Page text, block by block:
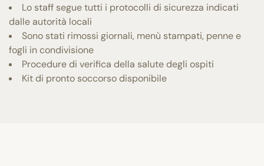
Lo staff segue tutti i protocolli di sicurezza indicati
dalle autorità locali
Sono stati rimossi giornali, menù stampati, penne e
fogli in condivisione
Procedure di verifica della salute degli ospiti
Kit di pronto soccorso disponibile